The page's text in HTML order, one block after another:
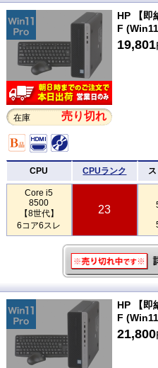
在庫 売り切れ
HP 【即
F
19,801
CPU CPUランク
Core i5
8500
【8世代】
6コア6スレ
23
HP 【即
F
21,800